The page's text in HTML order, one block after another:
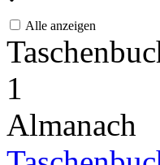
Alle anzeigen
1
Almanach